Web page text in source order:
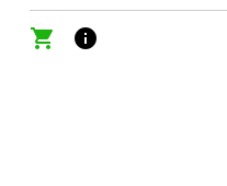
shopping_cart
info